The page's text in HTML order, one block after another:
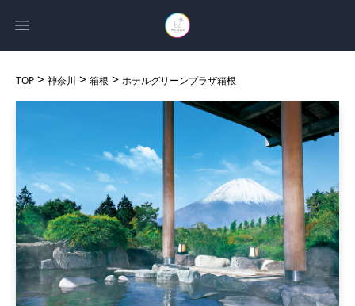
Open main menu
TOP > 神奈川 > 箱根 > ホテルグリーンプラザ箱根